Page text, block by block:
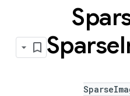
Sparse